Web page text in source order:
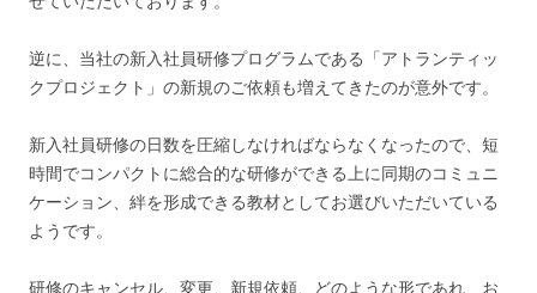
逆に、当社の新入社員研修プログラムである「アトランティッ
クプロジェクト」の新規のご依頼も増えてきたのが意外です。
新入社員研修の日数を圧縮しなければならなくなったので、短
時間でコンパクトに総合的な研修ができる上に同期のコミュニ
ケーション、絆を形成できる教材としてお選びいただいている
ようです。
研修のキャンセル、変更、新規依頼、どのような形であれ、お